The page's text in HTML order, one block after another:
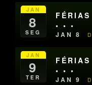
JAN
8
SEG
• • •
JAN 8
JAN
9
TER
• • •
JAN 9